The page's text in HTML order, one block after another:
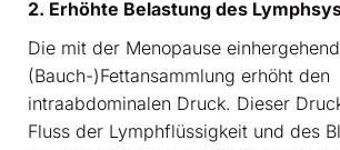
2. Erhöhte Belastung des
Die mit der Menopause
(Bauch-)Fettansammlung erhöht den
intraabdominalen Druck. Dieser
Fluss der Lymphflüssigkeit und des